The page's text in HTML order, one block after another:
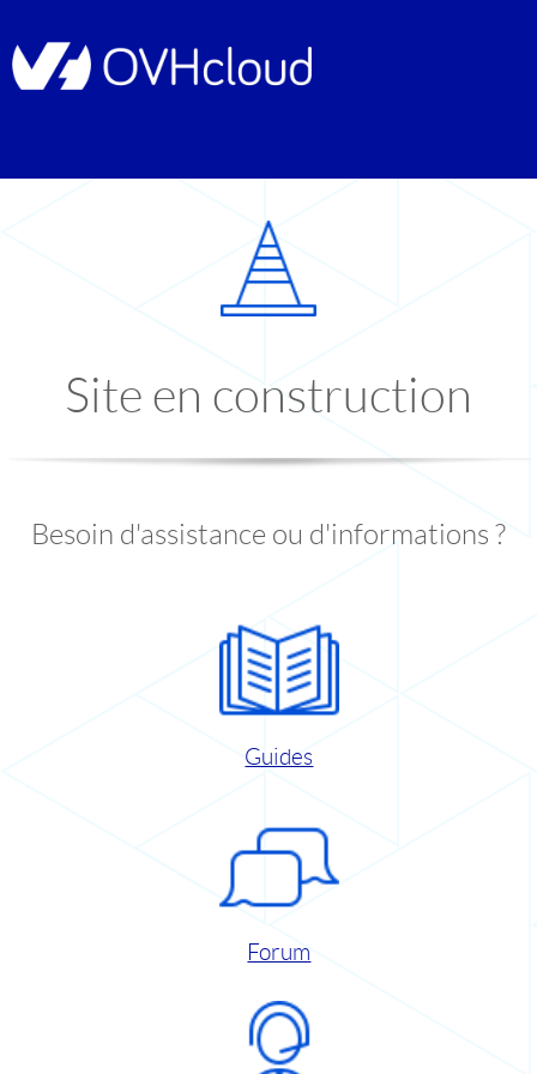
Site en construction
Besoin d'assistance ou d'informations ?
Guides
Forum